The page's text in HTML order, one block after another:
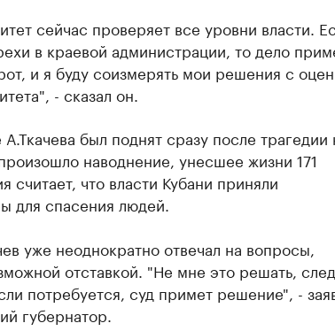
сейчас проверяет все уровни власти.
в краевой администрации, то дело
и я буду соизмерять мои решения с
- сказал он.
был поднят сразу после трагедии
наводнение, унесшее жизни 171
считает, что власти Кубани приняли
для спасения людей.
уже неоднократно отвечал на вопросы,
отставкой. "Не мне это решать,
потребуется, суд примет решение", -
губернатор.